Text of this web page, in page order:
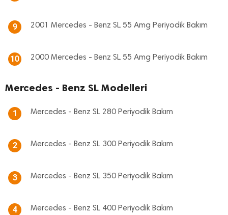
9 2001 Mercedes - Benz SL 55 Amg Periyodik Bakım
10 2000 Mercedes - Benz SL 55 Amg Periyodik Bakım
Mercedes - Benz SL Modelleri
1 Mercedes - Benz SL 280 Periyodik Bakım
2 Mercedes - Benz SL 300 Periyodik Bakım
3 Mercedes - Benz SL 350 Periyodik Bakım
4 Mercedes - Benz SL 400 Periyodik Bakım